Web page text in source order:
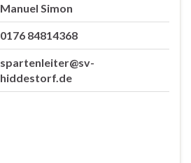
Manuel Simon
0176 84814368
spartenleiter@sv-
hiddestorf.de